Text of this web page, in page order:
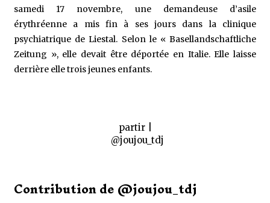
samedi 17 novembre, une demandeuse d’asile
érythréenne a mis fin à ses jours dans la clinique
psychiatrique de Liestal. Selon le « Basellandschaftliche
Zeitung », elle devait être déportée en Italie. Elle laisse
derrière elle trois jeunes enfants.
partir |
@joujou_tdj
Contribution de @joujou_tdj